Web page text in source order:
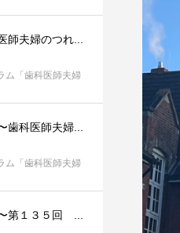
夫婦のつれ...
ム「歯科医師夫婦
科医師夫婦...
ム「歯科医師夫婦
１３５回 ...